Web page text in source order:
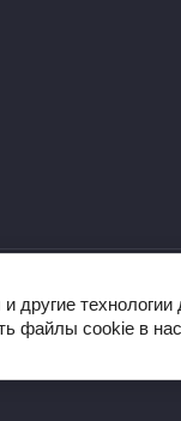
другие
файлы cookie в